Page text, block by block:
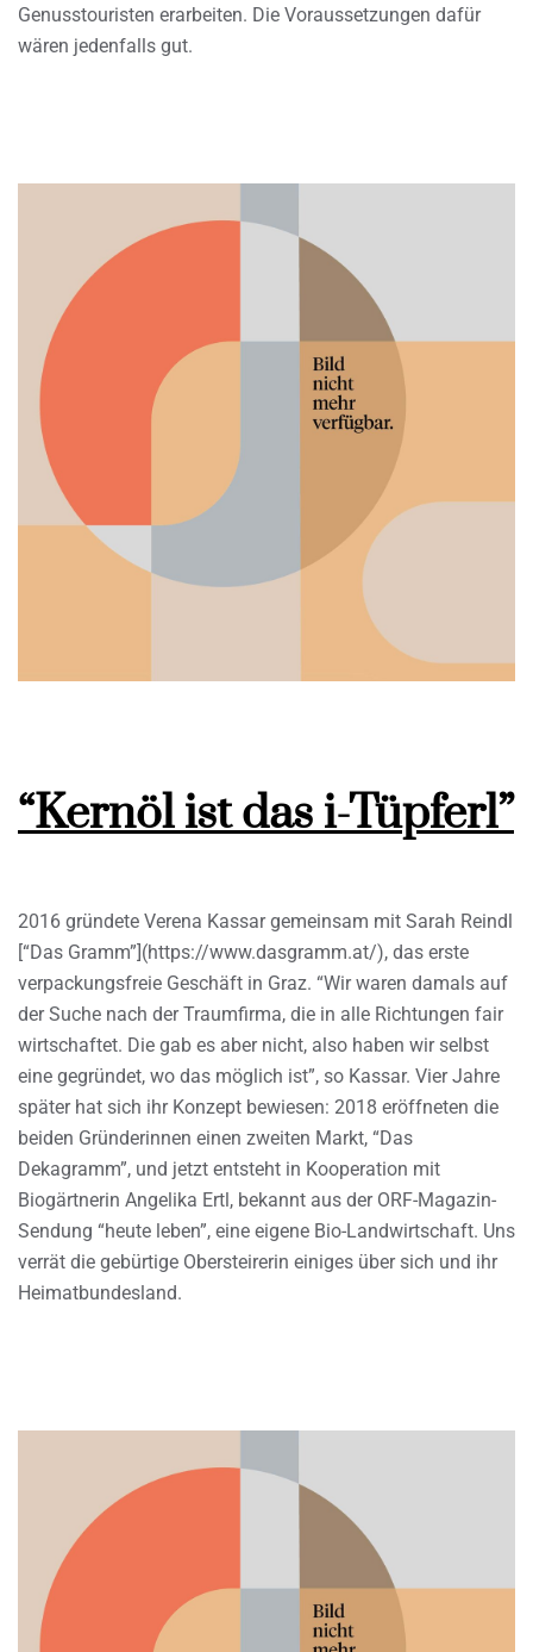
Genusstouristen erarbeiten. Die Voraussetzungen dafür
wären jedenfalls gut.
“Kernöl ist das i-Tüpferl”
2016 gründete Verena Kassar gemeinsam mit Sarah Reindl
[“Das Gramm”](https://www.dasgramm.at/), das erste
verpackungsfreie Geschäft in Graz. “Wir waren damals auf
der Suche nach der Traumfirma, die in alle Richtungen fair
wirtschaftet. Die gab es aber nicht, also haben wir selbst
eine gegründet, wo das möglich ist”, so Kassar. Vier Jahre
später hat sich ihr Konzept bewiesen: 2018 eröffneten die
beiden Gründerinnen einen zweiten Markt, “Das
Dekagramm”, und jetzt entsteht in Kooperation mit
Biogärtnerin Angelika Ertl, bekannt aus der ORF-Magazin-
Sendung “heute leben”, eine eigene Bio-Landwirtschaft. Uns
verrät die gebürtige Obersteirerin einiges über sich und ihr
Heimatbundesland.